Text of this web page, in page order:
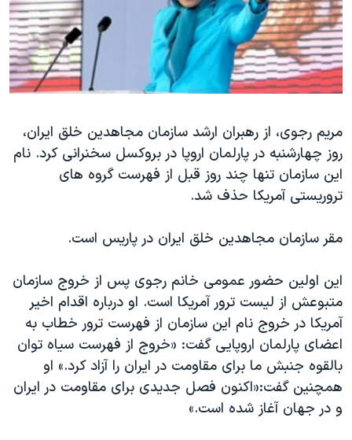
فرهنگ و زندگی
حقوق شهروندی
اقتصادی
اسرائیل در جنگ
گالری عکس
آرشیو پخش زنده
مستندها
انتخابات ریاست جمهوری آمریکا ۲۰۲۴
حمله جمهوری اسلامی به اسرائیل
ورزش زنان در ایران
اعتراضات زن، زندگی، آزادی
مجموعه مستندهای دادخواهی
دادگاه حمید نوری
قانون شفافیت دارائی کادر رهبری ایران
اعتراضات مردمی آبان ۹۸
اسرائیل در جنگ
نرگس محمدی برنده جایزه نوبل صلح
همایش محافظه‌کاران آمریکا «سی‌پک»
دنبال کنید
زبانهای مختلف
مریم رجوی، از رهبران ارشد سازمان مجاهدین خلق ایران،
روز چهارشنبه در پارلمان اروپا در بروکسل سخنرانی کرد‫.‬ نام
این سازمان تنها چند روز قبل از فهرست گروه های
تروریستی آمریکا حذف شد‫.‬
مقر سازمان مجاهدین خلق ایران در پاریس است.
این اولین حضور عمومی خانم رجوی پس از خروج سازمان
متبوعش از لیست ترور آمریکا است‫.‬ او درباره اقدام اخیر
آمریکا در خروج نام این سازمان از فهرست ترور خطاب به
اعضای پارلمان اروپایی گفت‫:‬ «خروج از فهرست سیاه توان
بالقوه جنبش ما برای مقاومت در ایران را آزاد کرد‫.‬» او
همچنین گفت‫:‬‌«اکنون فصل جدیدی برای مقاومت در ایران
و در جهان آغاز شده است‫.‬»